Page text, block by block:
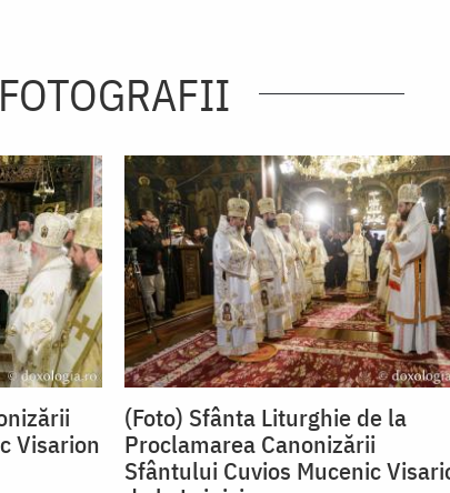
FOTOGRAFII
Visarion
(Foto) Sfânta Liturghie de la
Proclamarea Canonizării
Sfântului Cuvios Mucenic